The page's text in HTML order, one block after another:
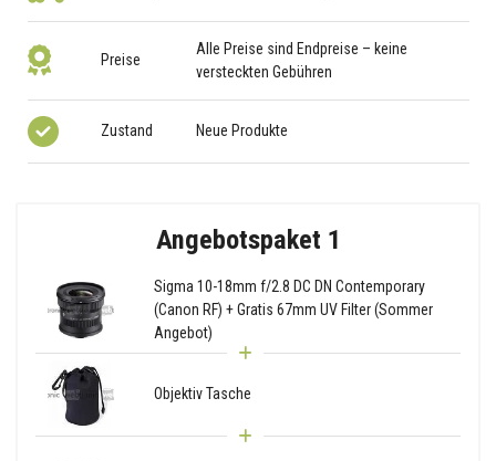
Preise
Alle Preise sind Endpreise – keine
versteckten Gebühren
Zustand Neue Produkte
Angebotspaket 1
Sigma 10-18mm f/2.8 DC DN Contemporary
(Canon RF) + Gratis 67mm UV Filter (Sommer
Angebot)
Objektiv Tasche